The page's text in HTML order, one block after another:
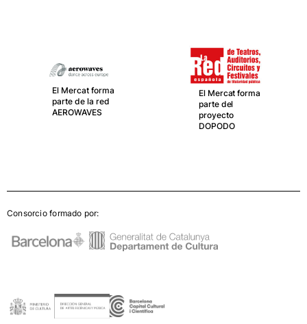
El Mercat forma
parte de la red
AEROWAVES
El Mercat forma
parte del
proyecto
DOPODO
Consorcio formado por: